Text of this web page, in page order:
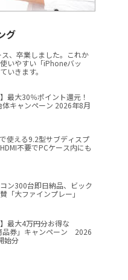
グ
、卒業しました。これか
いやすい「iPhoneバッ
いきます。
】最大30％ポイント還元！
体キャンペーン 2026年8月
使える9.2型サブディスプ
不要でPCケース内にも
ン300台即日納品、ビック
「大ファインプレー」
】最大4万円分お得な
品券」キャンペーン 2026
始分